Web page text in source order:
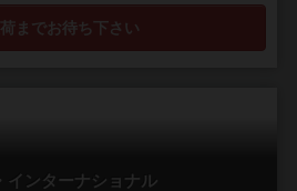
までお待ち下さい
インターナショナル